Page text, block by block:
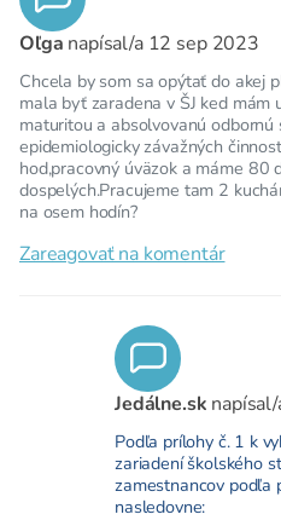
Oľga napísal/a 12 sep 2023
Chcela by som sa opýtať do akej
mala byť zaradena v ŠJ ked mám
maturitou a absolvovanú
epidemiologicky závažných
hod,pracovný úväzok a máme 80
dospelých.Pracujeme tam 2
na osem hodín?
Zareagovať na komentár
Jedálne.sk
Podľa prílohy č. 1 k
zariadení školského
zamestnancov podľa
nasledovne: